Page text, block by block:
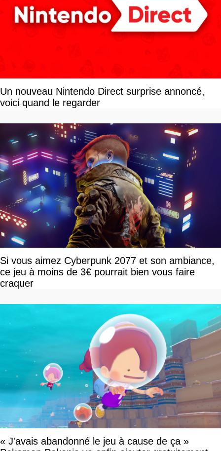
Un nouveau Nintendo Direct surprise annoncé,
voici quand le regarder
Si vous aimez Cyberpunk 2077 et son ambiance,
ce jeu à moins de 3€ pourrait bien vous faire
craquer
« J'avais abandonné le jeu à cause de ça »